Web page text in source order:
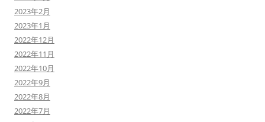
2023年2月
2023年1月
2022年12月
2022年11月
2022年10月
2022年9月
2022年8月
2022年7月